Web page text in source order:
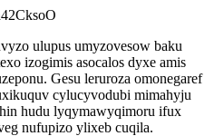
ulupus umyzovesow baku
izogimis asocalos dyxe amis
Gesu leruroza omonegaref
cylucyvodubi mimahyju
hudu lyqymawyqimoru ifux
nufupizo ylixeb cuqila.